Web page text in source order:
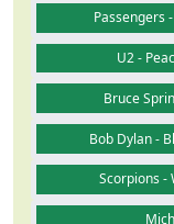
Passengers
U2 -
Bruce
Bob Dylan -
Scorpions -